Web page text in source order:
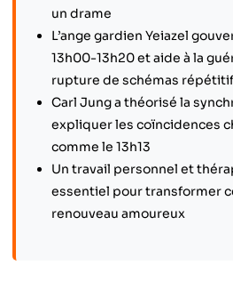
un drame
L’ange gardien Yeiazel
13h00-13h20 et aide à la
rupture de schémas
Carl Jung a théorisé la
expliquer les coïncidences
comme le 13h13
Un travail personnel et
essentiel pour transformer
renouveau amoureux